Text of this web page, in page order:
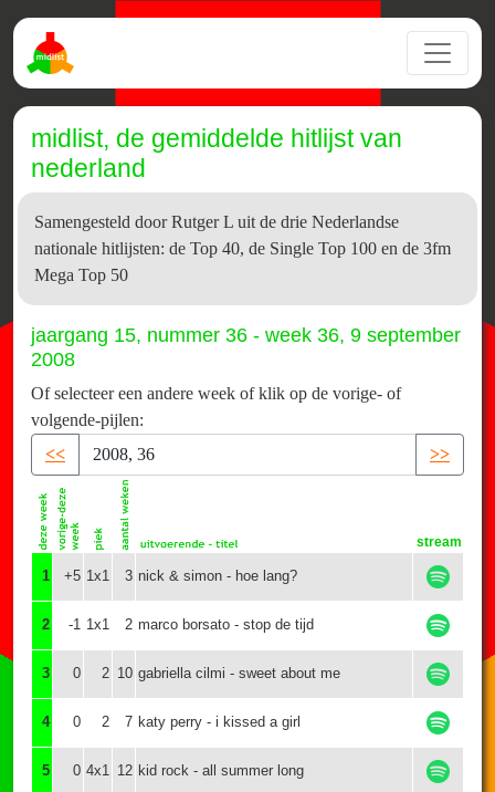
midlist, de gemiddelde hitlijst van
nederland
Samengesteld door Rutger L uit de drie Nederlandse
nationale hitlijsten: de Top 40, de Single Top 100 en de 3fm
Mega Top 50
jaargang 15, nummer 36 - week 36, 9 september
2008
Of selecteer een andere week of klik op de vorige- of
volgende-pijlen:
<<
>>
stream
1 +5 1x1 3 nick & simon - hoe lang?
2 -1 1x1 2 marco borsato - stop de tijd
3 0 2 10 gabriella cilmi - sweet about me
4 0 2 7 katy perry - i kissed a girl
5 0 4x1 12 kid rock - all summer long